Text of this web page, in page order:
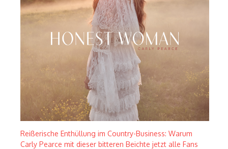
Reißerische Enthüllung im Country-Business: Warum
Carly Pearce mit dieser bitteren Beichte jetzt alle Fans